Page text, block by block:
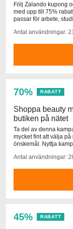
Följ Zalando kupong
med upp till 75%
passar för arbete,
Antal användningar:
70% RABATT
Shoppa beauty
butiken på nätet
Ta del av denna
mycket fint att välja
önskemål. Nyttja
Antal användningar:
45% RABATT